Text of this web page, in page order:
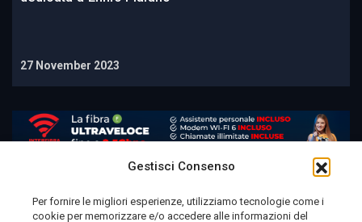
Gestisci Consenso
Per fornire le migliori esperienze, utilizziamo tecnologie come i
cookie per memorizzare e/o accedere alle informazioni del
27 November 2023